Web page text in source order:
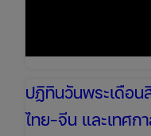
ปฏิทินวันพระเดือน
ไทย-จีน และเทศก